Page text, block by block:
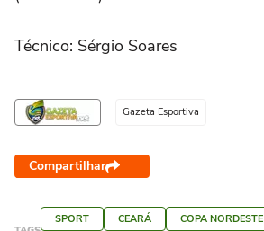
Técnico: Sérgio Soares
Gazeta Esportiva
Compartilhar
SPORT CEARÁ COPA NORDESTE